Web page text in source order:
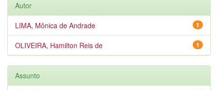
Autor
1
LIMA, Mônica de Andrade
1
OLIVEIRA, Hamilton Reis de
Assunto